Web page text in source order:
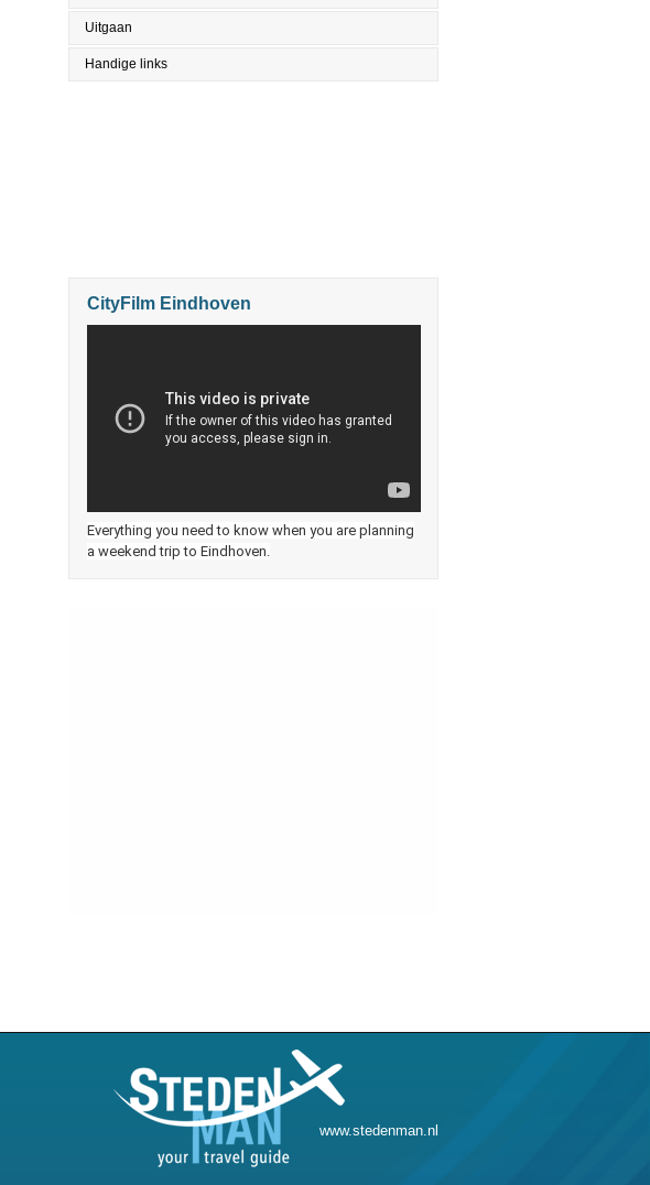
Uitgaan
Handige links
CityFilm Eindhoven
Everything you need to know when you are planning
a weekend trip to Eindhoven.
www.stedenman.nl